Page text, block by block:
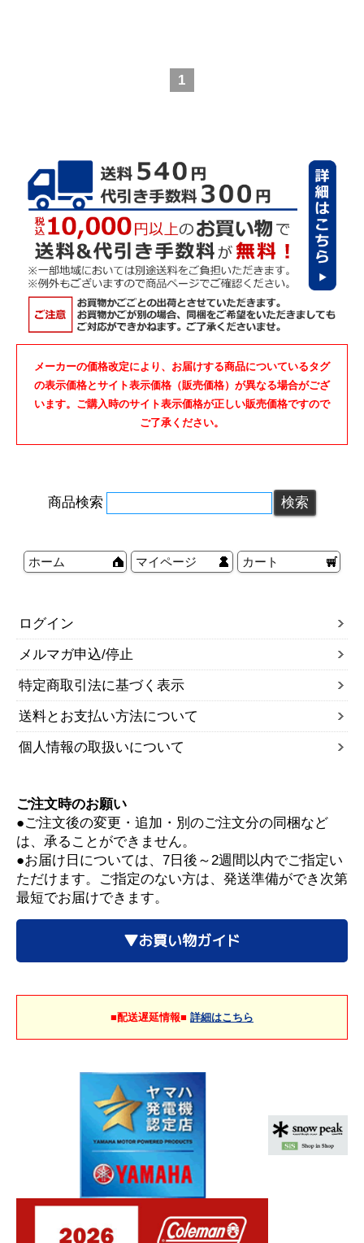
1
メーカーの価格改定により、お届けする商品についているタグ
の表示価格とサイト表示価格（販売価格）が異なる場合がござ
います。ご購入時のサイト表示価格が正しい販売価格ですので
ご了承ください。
商品検索
ホーム マイページ カート
ログイン
メルマガ申込/停止
特定商取引法に基づく表示
送料とお支払い方法について
個人情報の取扱いについて
ご注文時のお願い
●ご注文後の変更・追加・別のご注文分の同梱など
は、承ることができません。
●お届け日については、7日後～2週間以内でご指定い
ただけます。ご指定のない方は、発送準備ができ次第
最短でお届けできます。
▼お買い物ガイド
■配送遅延情報■ 詳細はこちら